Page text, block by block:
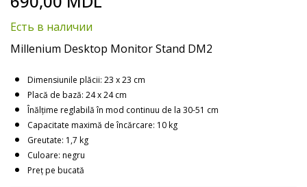
beginning
of
images
gallery
Есть в наличии
Millenium Desktop Monitor Stand DM2
Dimensiunile plăcii: 23 x 23 cm
Placă de bază: 24 x 24 cm
Înălțime reglabilă în mod continuu de la 30-51 cm
Capacitate maximă de încărcare: 10 kg
Greutate: 1,7 kg
Culoare: negru
Preț pe bucată